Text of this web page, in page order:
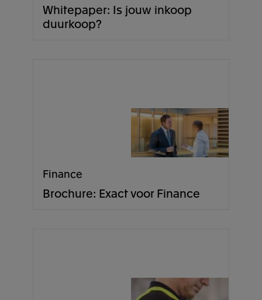
Whitepaper: Is jouw inkoop
duurkoop?
Finance
Brochure: Exact voor Finance